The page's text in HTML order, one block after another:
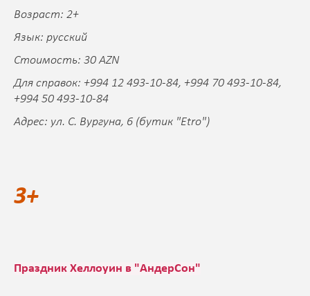
Возраст: 2+
Язык: русский
Стоимость: 30 AZN
Для справок: +994 12 493-10-84, +994 70 493-10-84,
+994 50 493-10-84
Адрес: ул. С. Вургуна, 6 (бутик "Etro")
3+
Праздник Хеллоуин в "АндерСон"